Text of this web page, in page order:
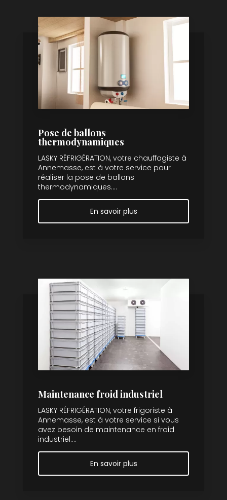
Pose de ballons
thermodynamiques
LASKY RÉFRIGÉRATION, votre chauffagiste à
Annemasse, est à votre service pour
réaliser la pose de ballons
thermodynamiques....
En savoir plus
Maintenance froid industriel
LASKY RÉFRIGÉRATION, votre frigoriste à
Annemasse, est à votre service si vous
avez besoin de maintenance en froid
industriel....
En savoir plus